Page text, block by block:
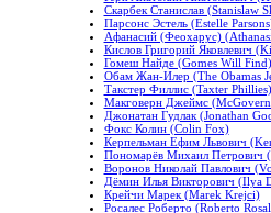
Скарбек Станислав (Stanislaw
Парсонс Эстель (Estelle
Афанасий (Феохарус)
Кислов Григорий Яковлевич
Гомеш Найде (Gomes Will Find)
Обам Жан-Илер (The Obamas
Такстер Филлис (Taxter Phillies)
Макговерн Джеймс (McGovern
Джонатан Гудлак (Jonathan
Фокс Колин (Colin Fox)
Керпельман Ефим Львович
Пономарёв Михаил Петрович
Воронов Николай Павлович
Дёмин Илья Викторович (Ilya
Крейчи Марек (Marek Krejci)
Росалес Роберто (Roberto